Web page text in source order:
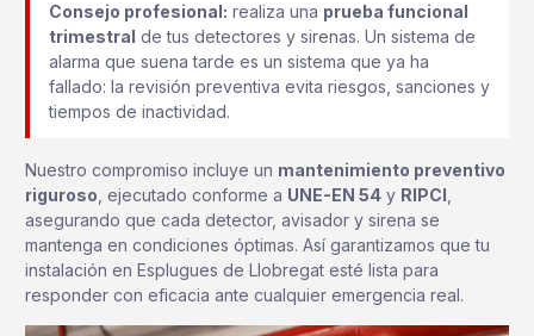
Consejo profesional: realiza una prueba funcional
trimestral de tus detectores y sirenas. Un sistema de
alarma que suena tarde es un sistema que ya ha
fallado: la revisión preventiva evita riesgos, sanciones y
tiempos de inactividad.
Nuestro compromiso incluye un mantenimiento preventivo
riguroso, ejecutado conforme a UNE-EN 54 y RIPCI ,
asegurando que cada detector, avisador y sirena se
mantenga en condiciones óptimas. Así garantizamos que tu
instalación en Esplugues de Llobregat esté lista para
responder con eficacia ante cualquier emergencia real.